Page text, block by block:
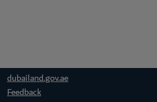
dubailand.gov.ae
Feedback